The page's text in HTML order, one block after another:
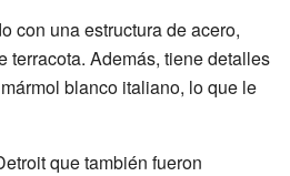
con una estructura de acero,
terracota. Además, tiene detalles
blanco italiano, lo que le
que también fueron